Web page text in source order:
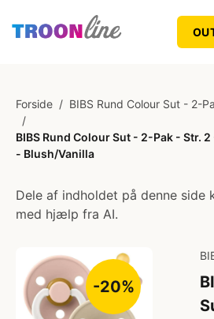
Forside / BIBS Rund Colour Sut - 2-
/
BIBS Rund Colour Sut - 2-Pak - Str.
- Blush/Vanilla
Dele af indholdet på denne side
med hjælp fra AI.
-20%